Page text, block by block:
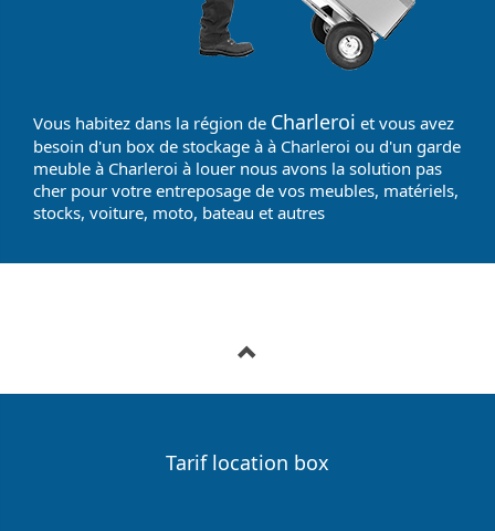
Vous habitez dans la région de Charleroi et vous avez
besoin d'un box de stockage à à Charleroi ou d'un garde
meuble à Charleroi à louer nous avons la solution pas
cher pour votre entreposage de vos meubles, matériels,
stocks, voiture, moto, bateau et autres
Tarif location box